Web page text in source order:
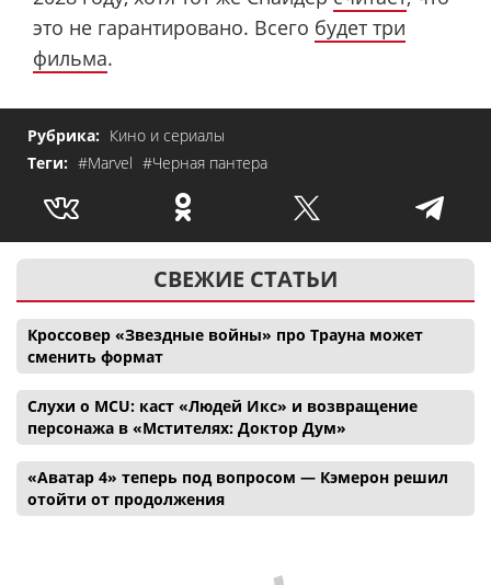
это не гарантировано. Всего будет три
фильма.
Рубрика: Кино и сериалы
Теги: #Marvel #Черная пантера
СВЕЖИЕ СТАТЬИ
Кроссовер «Звездные войны» про Трауна может
сменить формат
Слухи о MCU: каст «Людей Икс» и возвращение
персонажа в «Мстителях: Доктор Дум»
«Аватар 4» теперь под вопросом — Кэмерон решил
отойти от продолжения